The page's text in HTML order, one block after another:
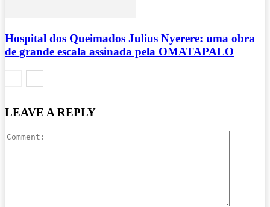
Hospital dos Queimados Julius Nyerere: uma obra
de grande escala assinada pela OMATAPALO
LEAVE A REPLY